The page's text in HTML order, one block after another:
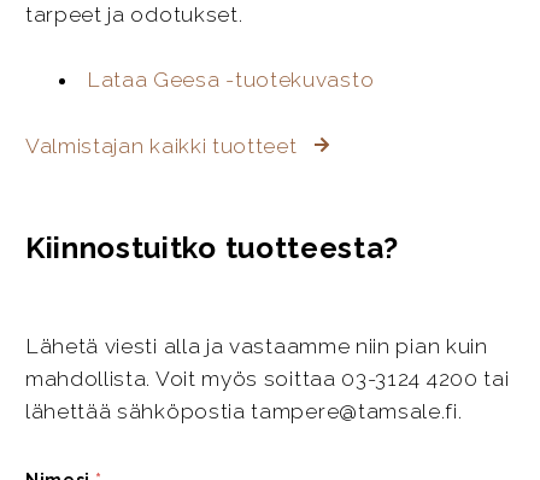
tarpeet ja odotukset.
Lataa Geesa -tuotekuvasto
Valmistajan kaikki tuotteet
Kiinnostuitko tuotteesta?
Lähetä viesti alla ja vastaamme niin pian kuin
mahdollista. Voit myös soittaa 03-3124 4200 tai
lähettää sähköpostia tampere@tamsale.fi.